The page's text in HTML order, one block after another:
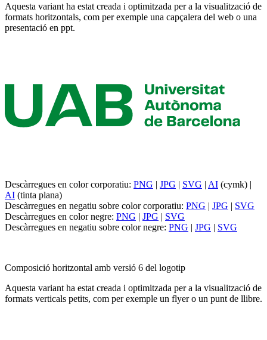
Aquesta variant ha estat creada i optimitzada per a la visualització de
formats horitzontals, com per exemple una capçalera del web o una
presentació en ppt.
Descàrregues en color corporatiu: PNG | JPG | SVG | AI (cymk) |
AI (tinta plana)
Descàrregues en negatiu sobre color corporatiu: PNG | JPG | SVG
Descàrregues en color negre: PNG | JPG | SVG
Descàrregues en negatiu sobre color negre: PNG | JPG | SVG
Composició horitzontal amb versió 6 del logotip
Aquesta variant ha estat creada i optimitzada per a la visualització de
formats verticals petits, com per exemple un flyer o un punt de llibre.